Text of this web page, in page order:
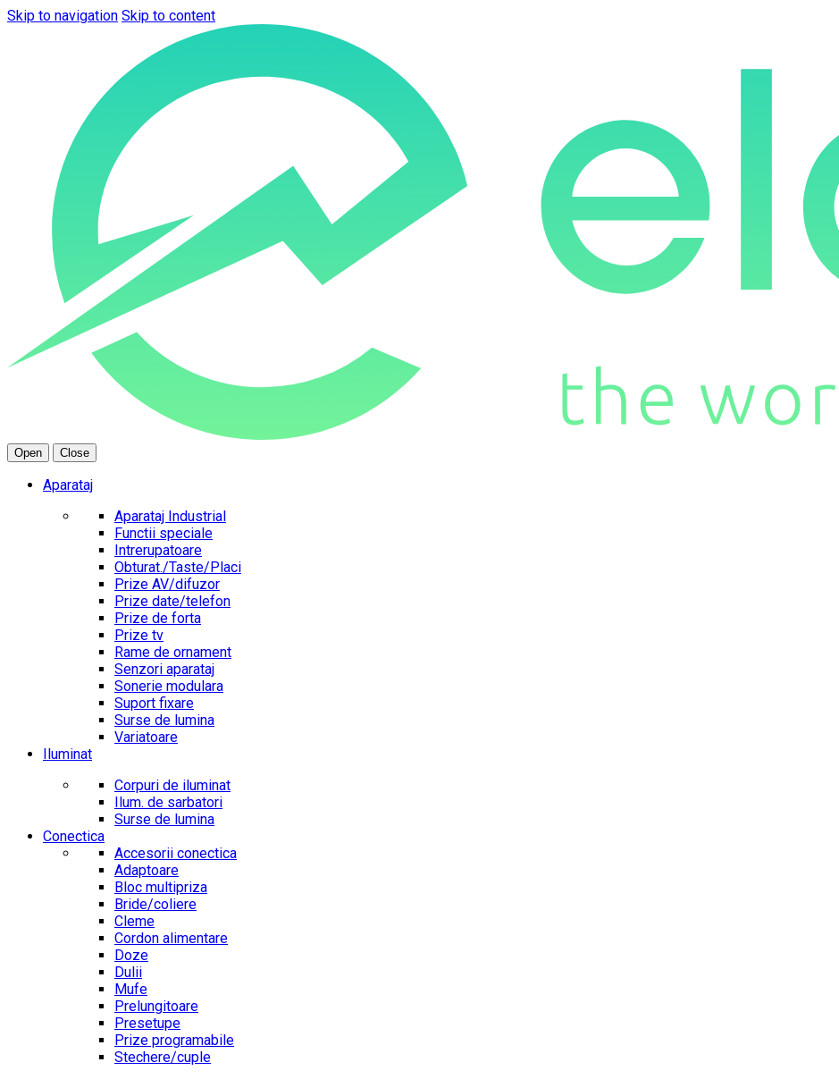
Skip to navigation Skip to content
Open Close
Aparataj
Aparataj Industrial
Functii speciale
Intrerupatoare
Obturat./Taste/Placi
Prize AV/difuzor
Prize date/telefon
Prize de forta
Prize tv
Rame de ornament
Senzori aparataj
Sonerie modulara
Suport fixare
Surse de lumina
Variatoare
Iluminat
Corpuri de iluminat
Ilum. de sarbatori
Surse de lumina
Conectica
Accesorii conectica
Adaptoare
Bloc multipriza
Bride/coliere
Cleme
Cordon alimentare
Doze
Dulii
Mufe
Prelungitoare
Presetupe
Prize programabile
Stechere/cuple